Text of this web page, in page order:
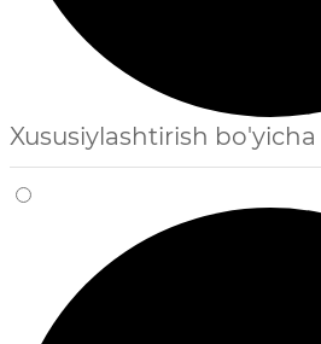
Xususiylashtirish